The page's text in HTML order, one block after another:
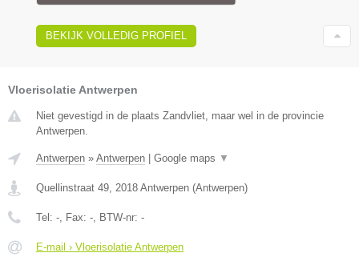
BEKIJK VOLLEDIG PROFIEL
Vloerisolatie Antwerpen
Niet gevestigd in de plaats Zandvliet, maar wel in de provincie
Antwerpen.
Antwerpen » Antwerpen Google maps ▼
Quellinstraat 49, 2018 Antwerpen (Antwerpen)
Tel: -, Fax: -, BTW-nr: -
E-mail › Vloerisolatie Antwerpen